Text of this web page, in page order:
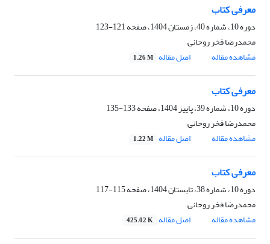
معرفی کتاب
دوره 10، شماره 40، زمستان 1404، صفحه
121-123
محمدرضا فخر روحانی
مشاهده مقاله
اصل مقاله 1.26 M
معرفی کتاب
دوره 10، شماره 39، پاییز 1404، صفحه
133-135
محمدرضا فخر روحانی
مشاهده مقاله
اصل مقاله 1.22 M
معرفی کتاب
دوره 10، شماره 38، تابستان 1404، صفحه
115-117
محمدرضا فخر روحانی
مشاهده مقاله
اصل مقاله 425.02 K